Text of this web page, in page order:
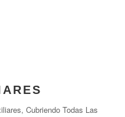
Cubriendo Todas Las